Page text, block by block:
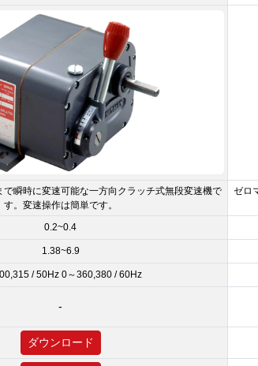
瞬時に変速可能な一方向クラッチ式無段変速機で
す。変速操作は簡単です。
ゼロ
0.2~0.4
1.38~6.9
/ 50Hz 0～360,380 / 60Hz
-
ダウンロード